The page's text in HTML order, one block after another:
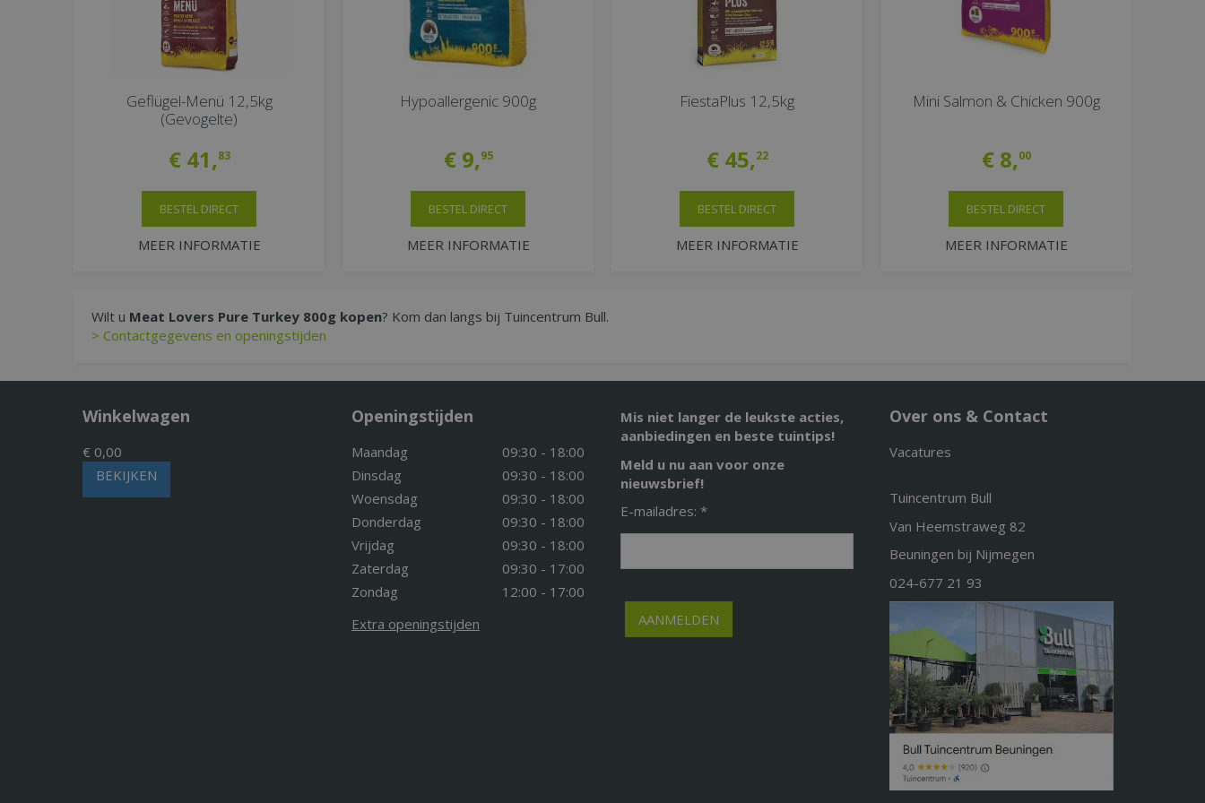
Geflügel-Menü 12,5kg
(Gevogelte)
€ 41,83
MEER INFORMATIE
BESTEL DIRECT
Hypoallergenic 900g
€ 9,95
MEER INFORMATIE
BESTEL DIRECT
FiestaPlus 12,5kg
€ 45,22
MEER INFORMATIE
BESTEL DIRECT
Mini Salmon & Chicken 900g
€ 8,00
MEER INFORMATIE
BESTEL DIRECT
Wilt u Meat Lovers Pure Turkey 800g kopen? Kom dan langs bij Tuincentrum Bull.
> Contactgegevens en openingstijden
Winkelwagen
€ 0,00
BEKIJKEN
Openingstijden
Maandag
09:30 - 18:00
Dinsdag
09:30 - 18:00
Woensdag
09:30 - 18:00
Donderdag
09:30 - 18:00
Vrijdag
09:30 - 18:00
Zaterdag
09:30 - 17:00
Zondag
12:00 - 17:00
Extra openingstijden
Mis niet langer de leukste acties,
aanbiedingen en beste tuintips!
Meld u nu aan voor onze
nieuwsbrief!
E-mailadres: *
Over ons & Contact
Vacatures
Tuincentrum Bull
Van Heemstraweg 82
Beuningen bij Nijmegen
024-677 21 93